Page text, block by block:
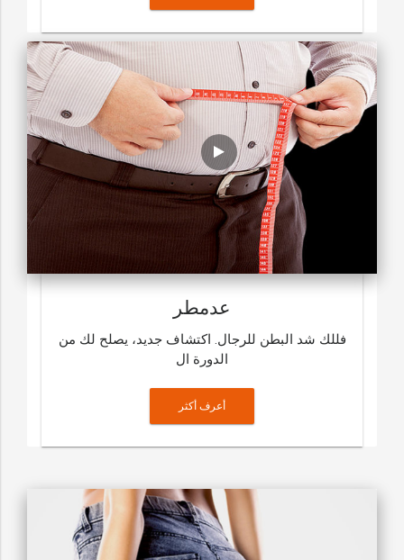
عدمطر
فللك شد البطن للرجال. اكتشاف جديد، يصلح لك من
الدورة ال
أعرف أكثر